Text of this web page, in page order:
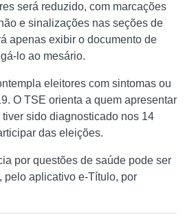
será reduzido, com marcações
e sinalizações nas seções de
apenas exibir o documento de
lo ao mesário.
eleitores com sintomas ou
O TSE orienta a quem apresentar
sido diagnosticado nos 14
das eleições.
por questões de saúde pode ser
pelo aplicativo e-Título, por